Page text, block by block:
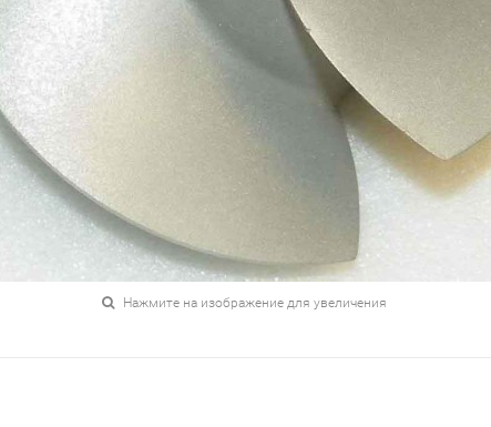
Нажмите на изображение для увеличения